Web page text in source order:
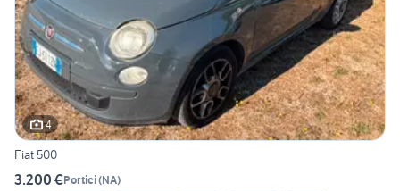
4
Fiat 500
3.200 €Portici(NA)